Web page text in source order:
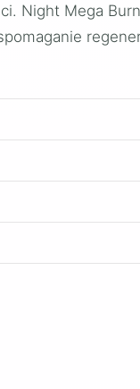
Night Mega